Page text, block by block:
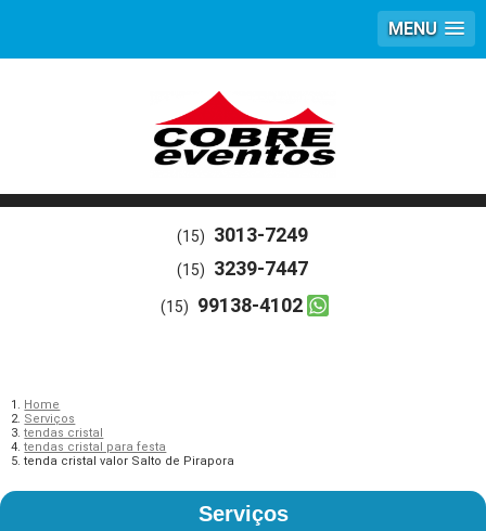
MENU
(15) 3013-7249
(15) 3239-7447
(15) 99138-4102
Home
Serviços
tendas cristal
tendas cristal para festa
tenda cristal valor Salto de Pirapora
Serviços